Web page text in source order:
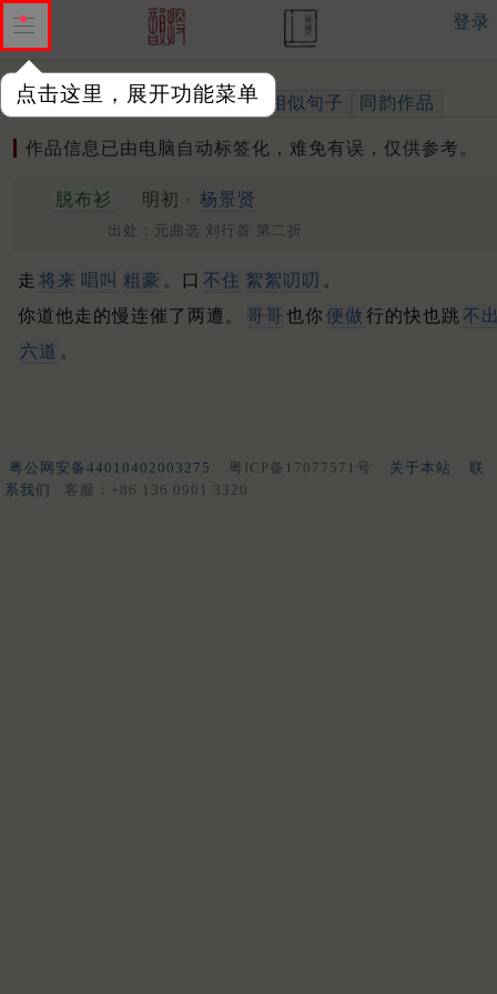
点击这里，展开功能菜单
登录
作品 标注四声 出处、引用 相似句子 同韵作品
作品信息已由电脑自动标签化，难免有误，仅供参考。
脱布衫 明初 · 杨景贤
出处：元曲选 刘行首 第二折
走 将来 唱叫 粗豪 。口 不住 絮絮叨叨 。
你道他走的慢连催了两遭。
哥哥 也你便做 行的快也跳 不
六道 。
粤公网安备44010402003275 粤ICP备17077571号 关于本站
联
系我们
客服：+86 136 0901 3320